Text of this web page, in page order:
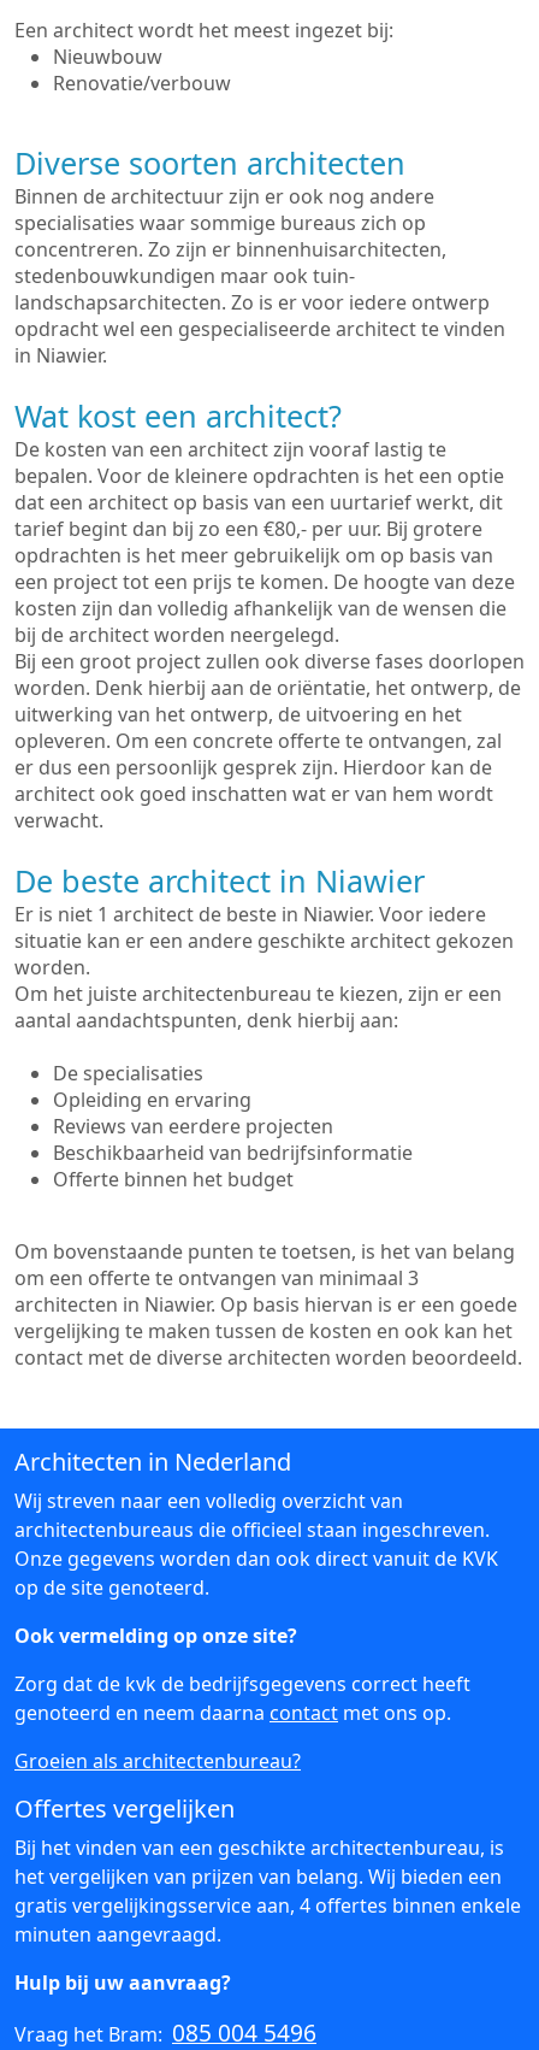
Een architect wordt het meest ingezet bij:
Nieuwbouw
Renovatie/verbouw
Diverse soorten architecten
Binnen de architectuur zijn er ook nog andere
specialisaties waar sommige bureaus zich op
concentreren. Zo zijn er binnenhuisarchitecten,
stedenbouwkundigen maar ook tuin-
landschapsarchitecten. Zo is er voor iedere ontwerp
opdracht wel een gespecialiseerde architect te vinden
in Niawier.
Wat kost een architect?
De kosten van een architect zijn vooraf lastig te
bepalen. Voor de kleinere opdrachten is het een optie
dat een architect op basis van een uurtarief werkt, dit
tarief begint dan bij zo een €80,- per uur. Bij grotere
opdrachten is het meer gebruikelijk om op basis van
een project tot een prijs te komen. De hoogte van deze
kosten zijn dan volledig afhankelijk van de wensen die
bij de architect worden neergelegd.
Bij een groot project zullen ook diverse fases doorlopen
worden. Denk hierbij aan de oriëntatie, het ontwerp, de
uitwerking van het ontwerp, de uitvoering en het
opleveren. Om een concrete offerte te ontvangen, zal
er dus een persoonlijk gesprek zijn. Hierdoor kan de
architect ook goed inschatten wat er van hem wordt
verwacht.
De beste architect in Niawier
Er is niet 1 architect de beste in Niawier. Voor iedere
situatie kan er een andere geschikte architect gekozen
worden.
Om het juiste architectenbureau te kiezen, zijn er een
aantal aandachtspunten, denk hierbij aan:
De specialisaties
Opleiding en ervaring
Reviews van eerdere projecten
Beschikbaarheid van bedrijfsinformatie
Offerte binnen het budget
Om bovenstaande punten te toetsen, is het van belang
om een offerte te ontvangen van minimaal 3
architecten in Niawier. Op basis hiervan is er een goede
vergelijking te maken tussen de kosten en ook kan het
contact met de diverse architecten worden beoordeeld.
Architecten in Nederland
Wij streven naar een volledig overzicht van
architectenbureaus die officieel staan ingeschreven.
Onze gegevens worden dan ook direct vanuit de KVK
op de site genoteerd.
Ook vermelding op onze site?
Zorg dat de kvk de bedrijfsgegevens correct heeft
genoteerd en neem daarna contact met ons op.
Groeien als architectenbureau?
Offertes vergelijken
Bij het vinden van een geschikte architectenbureau, is
het vergelijken van prijzen van belang. Wij bieden een
gratis vergelijkingsservice aan, 4 offertes binnen enkele
minuten aangevraagd.
Hulp bij uw aanvraag?
Vraag het Bram: 085 004 5496